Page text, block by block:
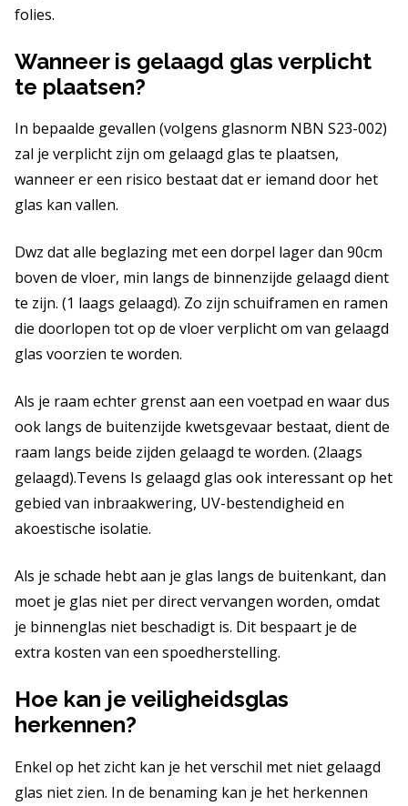
folies.
Wanneer is gelaagd glas verplicht
te plaatsen?
In bepaalde gevallen (volgens glasnorm NBN S23-002)
zal je verplicht zijn om gelaagd glas te plaatsen,
wanneer er een risico bestaat dat er iemand door het
glas kan vallen.
Dwz dat alle beglazing met een dorpel lager dan 90cm
boven de vloer, min langs de binnenzijde gelaagd dient
te zijn. (1 laags gelaagd). Zo zijn schuiframen en ramen
die doorlopen tot op de vloer verplicht om van gelaagd
glas voorzien te worden.
Als je raam echter grenst aan een voetpad en waar dus
ook langs de buitenzijde kwetsgevaar bestaat, dient de
raam langs beide zijden gelaagd te worden. (2laags
gelaagd).Tevens Is gelaagd glas ook interessant op het
gebied van inbraakwering, UV-bestendigheid en
akoestische isolatie.
Als je schade hebt aan je glas langs de buitenkant, dan
moet je glas niet per direct vervangen worden, omdat
je binnenglas niet beschadigt is. Dit bespaart je de
extra kosten van een spoedherstelling.
Hoe kan je veiligheidsglas
herkennen?
Enkel op het zicht kan je het verschil met niet gelaagd
glas niet zien. In de benaming kan je het herkennen